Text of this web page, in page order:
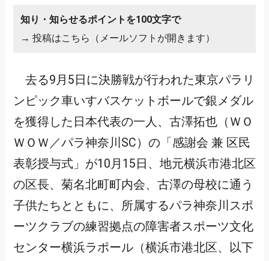
知り・知らせるポイントを100文字で
→ 投稿はこちら（メールソフトが開きます）
去る9月5日に決勝戦が行われた東京パラリ
ンピック車いすバスケットボールで銀メダル
を獲得した日本代表の一人、古澤拓也（ＷＯ
ＷＯＷ／パラ神奈川SC）の「感謝会 兼 区民
表彰授与式」が10月15日、地元横浜市港北区
の区長、菊名北町町内会、古澤の母校に通う
子供たちとともに、所属するパラ神奈川スポ
ーツクラブの練習拠点の障害者スポーツ文化
センター横浜ラポール（横浜市港北区、以下